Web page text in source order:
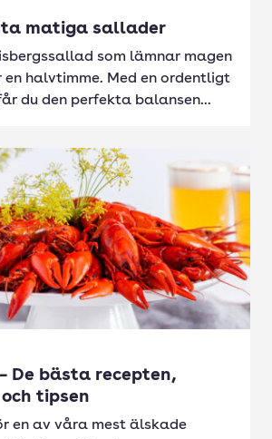
matiga sallader
som lämnar magen
en halvtimme. Med en ordentligt
du den perfekta balansen...
De bästa recepten,
tipsen
en av våra mest älskade